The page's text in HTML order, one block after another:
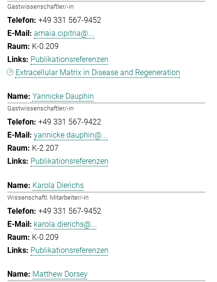
Gastwissenschaftler/-in
+49 331 567-9452
amaia.cipitria@...
K-0.209
Publikationsreferenzen
Extracellular Matrix in Disease and Regeneration
Yannicke Dauphin
Gastwissenschaftler/-in
+49 331 567-9422
yannicke.dauphin@...
K-2.207
Publikationsreferenzen
Karola Dierichs
Wissenschaftl. Mitarbeiter/-in
+49 331 567-9452
karola.dierichs@...
K-0.209
Publikationsreferenzen
Matthew Dorsey